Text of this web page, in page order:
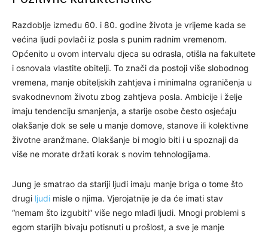
Razdoblje između 60. i 80. godine života je vrijeme kada se
većina ljudi povlači iz posla s punim radnim vremenom.
Općenito u ovom intervalu djeca su odrasla, otišla na fakultete
i osnovala vlastite obitelji. To znači da postoji više slobodnog
vremena, manje obiteljskih zahtjeva i minimalna ograničenja u
svakodnevnom životu zbog zahtjeva posla. Ambicije i želje
imaju tendenciju smanjenja, a starije osobe često osjećaju
olakšanje dok se sele u manje domove, stanove ili kolektivne
životne aranžmane. Olakšanje bi moglo biti i u spoznaji da
više ne morate držati korak s novim tehnologijama.
Jung je smatrao da stariji ljudi imaju manje briga o tome što
drugi ljudi misle o njima. Vjerojatnije je da će imati stav
“nemam što izgubiti” više nego mlađi ljudi. Mnogi problemi s
egom starijih bivaju potisnuti u prošlost, a sve je manje